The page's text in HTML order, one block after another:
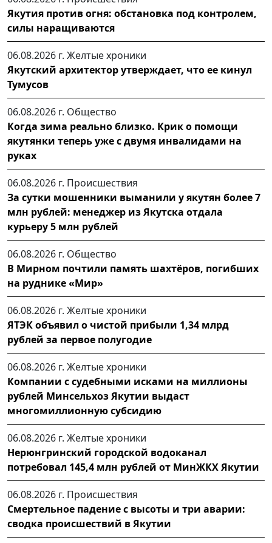
Якутия против огня: обстановка под контролем,
силы наращиваются
06.08.2026 г. Желтые хроники
Якутский архитектор утверждает, что ее кинул
Тумусов
06.08.2026 г. Общество
Когда зима реально близко. Крик о помощи
якутянки теперь уже с двумя инвалидами на
руках
06.08.2026 г. Происшествия
За сутки мошенники выманили у якутян более 7
млн рублей: менеджер из Якутска отдала
курьеру 5 млн рублей
06.08.2026 г. Общество
В Мирном почтили память шахтёров, погибших
на руднике «Мир»
06.08.2026 г. Желтые хроники
ЯТЭК объявил о чистой прибыли 1,34 млрд
рублей за первое полугодие
06.08.2026 г. Желтые хроники
Компании с судебными исками на миллионы
рублей Минсельхоз Якутии выдаст
многомиллионную субсидию
06.08.2026 г. Желтые хроники
Нерюнгринский городской водоканал
потребовал 145,4 млн рублей от МинЖКХ Якутии
06.08.2026 г. Происшествия
Смертельное падение с высоты и три аварии:
сводка происшествий в Якутии